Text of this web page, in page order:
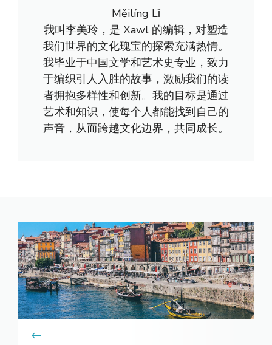
Měilíng Lǐ
我叫李美玲，是 Xawl 的编辑，对塑造
我们世界的文化瑰宝的探索充满热情。
我毕业于中国文学和艺术史专业，致力
于编织引人入胜的故事，激励我们的读
者拥抱多样性和创新。我的目标是通过
艺术和知识，使每个人都能找到自己的
声音，从而跨越文化边界，共同成长。